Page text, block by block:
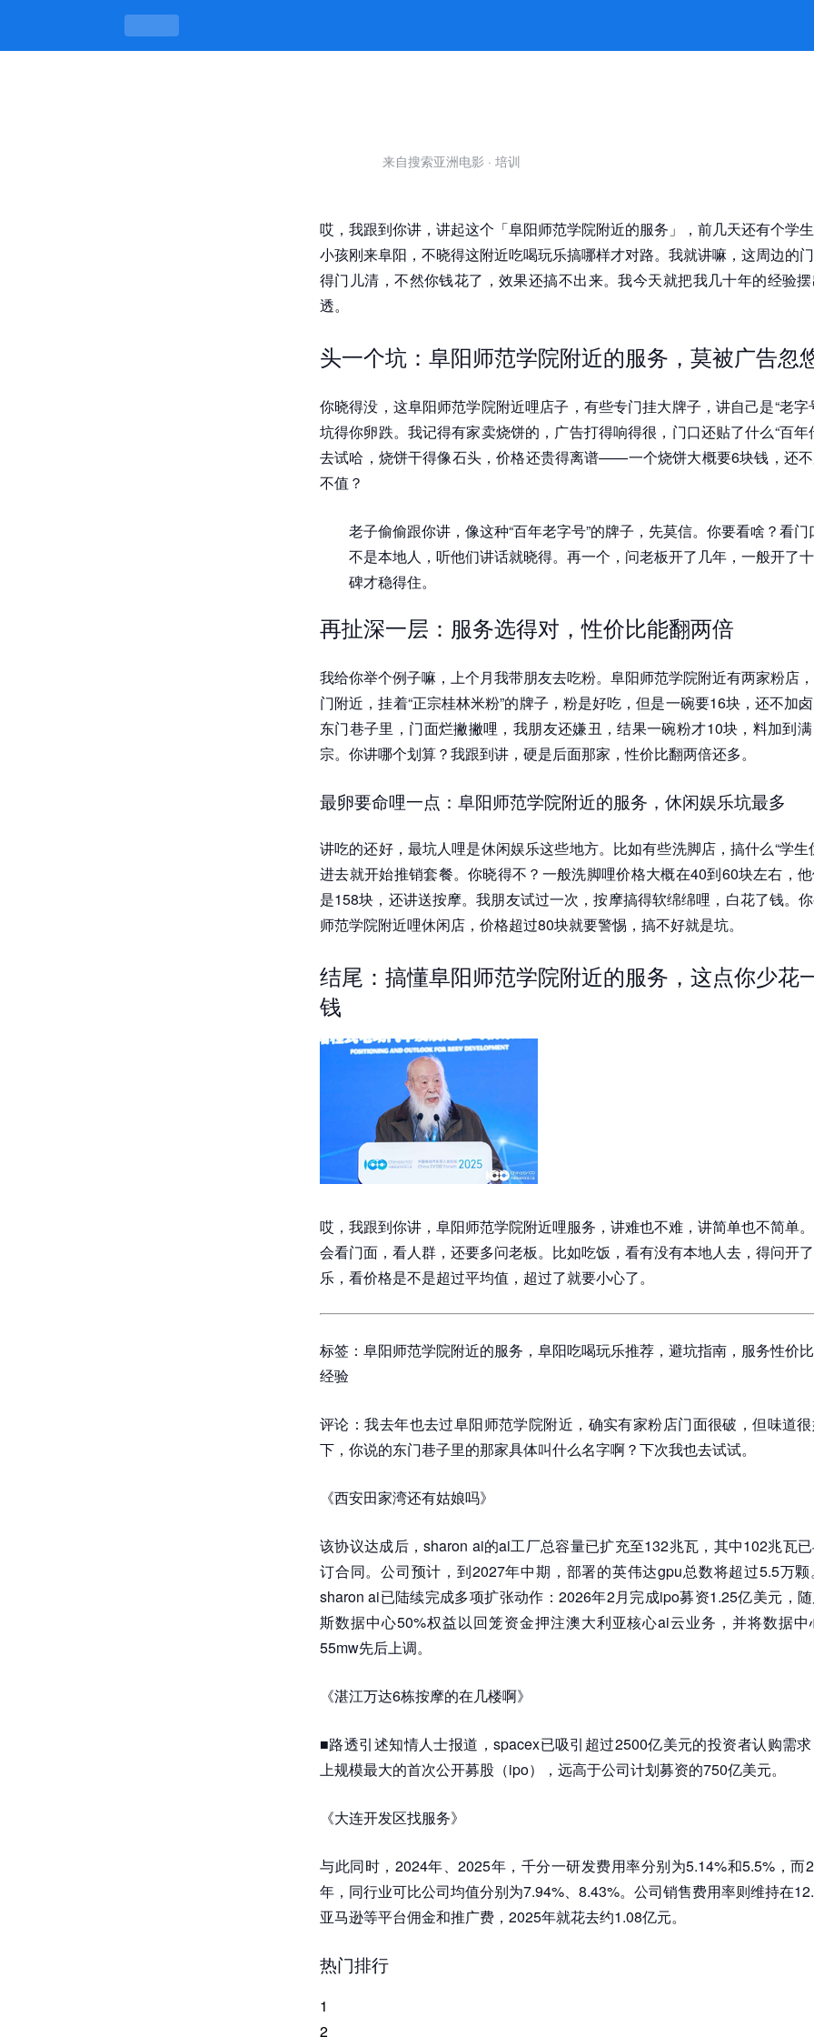
阜阳师范学院附近的服务到底值不值？莫搞错了方向，钱都白花 -凯发
来自搜索亚洲电影 · 培训
哎，我跟到你讲，讲起这个「阜阳师范学院附近的服务」，前几天还有个学
小孩刚来阜阳，不晓得这附近吃喝玩乐搞哪样才对路。我就讲嘛，这周边的
得门儿清，不然你钱花了，效果还搞不出来。我今天就把我几十年的经验
透。
头一个坑：阜阳师范学院附近的服务，莫被广告忽
你晓得没，这阜阳师范学院附近哩店子，有些专门挂大牌子，讲自己是“老字
坑得你卵跌。我记得有家卖烧饼的，广告打得响得很，门口还贴了什么“百年
去试哈，烧饼干得像石头，价格还贵得离谱——一个烧饼大概要6块钱，还
不值？
老子偷偷跟你讲，像这种“百年老字号”的牌子，先莫信。你要看啥？看
不是本地人，听他们讲话就晓得。再一个，问老板开了几年，一般开了
碑才稳得住。
再扯深一层：服务选得对，性价比能翻两倍
我给你举个例子嘛，上个月我带朋友去吃粉。阜阳师范学院附近有两家粉店
门附近，挂着“正宗桂林米粉”的牌子，粉是好吃，但是一碗要16块，还不加
东门巷子里，门面烂撇撇哩，我朋友还嫌丑，结果一碗粉才10块，料加到
宗。你讲哪个划算？我跟到讲，硬是后面那家，性价比翻两倍还多。
最卵要命哩一点：阜阳师范学院附近的服务，休闲娱乐坑最多
讲吃的还好，最坑人哩是休闲娱乐这些地方。比如有些洗脚店，搞什么“学生
进去就开始推销套餐。你晓得不？一般洗脚哩价格大概在40到60块左右，
是158块，还讲送按摩。我朋友试过一次，按摩搞得软绵绵哩，白花了钱。
师范学院附近哩休闲店，价格超过80块就要警惕，搞不好就是坑。
结尾：搞懂阜阳师范学院附近的服务，这点你少花
钱
哎，我跟到你讲，阜阳师范学院附近哩服务，讲难也不难，讲简单也不简单
会看门面，看人群，还要多问老板。比如吃饭，看有没有本地人去，得问开
乐，看价格是不是超过平均值，超过了就要小心了。
标签：阜阳师范学院附近的服务，阜阳吃喝玩乐推荐，避坑指南，服务性价
经验
评论：我去年也去过阜阳师范学院附近，确实有家粉店门面很破，但味道
下，你说的东门巷子里的那家具体叫什么名字啊？下次我也去试试。
《西安田家湾还有姑娘吗》
该协议达成后，sharon ai的ai工厂总容量已扩充至132兆瓦，其中102兆瓦
订合同。公司预计，到2027年中期，部署的英伟达gpu总数将超过5.5万
sharon ai已陆续完成多项扩张动作：2026年2月完成ipo募资1.25亿美元，
斯数据中心50%权益以回笼资金押注澳大利亚核心ai云业务，并将数据
55mw先后上调。
《湛江万达6栋按摩的在几楼啊》
■路透引述知情人士报道，spacex已吸引超过2500亿美元的投资者认购需
上规模最大的首次公开募股（ipo），远高于公司计划募资的750亿美元。
《大连开发区找服务》
与此同时，2024年、2025年，千分一研发费用率分别为5.14%和5.5%，而
年，同行业可比公司均值分别为7.94%、8.43%。公司销售费用率则维持在
亚马逊等平台佣金和推广费，2025年就花去约1.08亿元。
热门排行
1
2